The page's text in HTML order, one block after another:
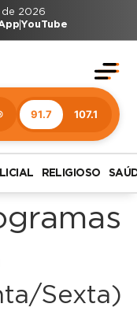
de 2026
YouTube
91.7 107.1
RELIGIOSO
Sexta)